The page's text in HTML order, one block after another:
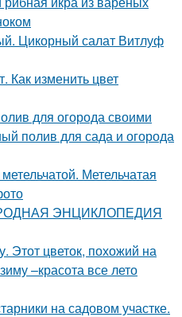
Цикорный салат Витлуф
Как изменить цвет
для огорода своими
полив для сада и огорода
Метельчатая
ЭНЦИКЛОПЕДИЯ
Этот цветок, похожий на
–красота все лето
на садовом участке.